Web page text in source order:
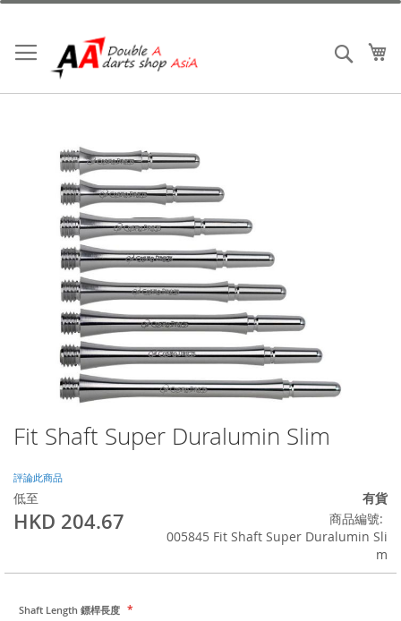
跳
內
容
搜索
Fit Shaft Super Duralumin Slim
評論此商品
低至
HKD 204.67
有貨
商品編號
005845 Fit Shaft Super Duralumin Sli
m
Shaft Length 鏢桿長度
Skip
to
beginning
of
the